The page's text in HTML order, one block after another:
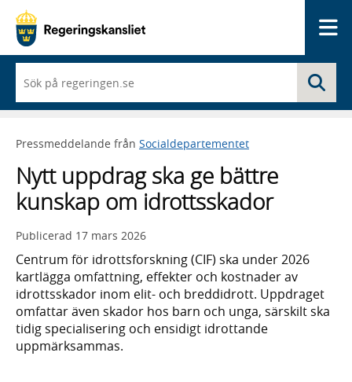
du
börjar
skriva
framträder
lista
med
sökförslag
Pressmeddelande från Socialdepartementet
Nytt uppdrag ska ge bättre
kunskap om idrottsskador
Publicerad 17 mars 2026
Centrum för idrottsforskning (CIF) ska under 2026
kartlägga omfattning, effekter och kostnader av
idrottsskador inom elit- och breddidrott. Uppdraget
omfattar även skador hos barn och unga, särskilt ska
tidig specialisering och ensidigt idrottande
uppmärksammas.